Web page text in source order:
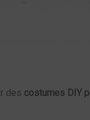
des costumes DIY